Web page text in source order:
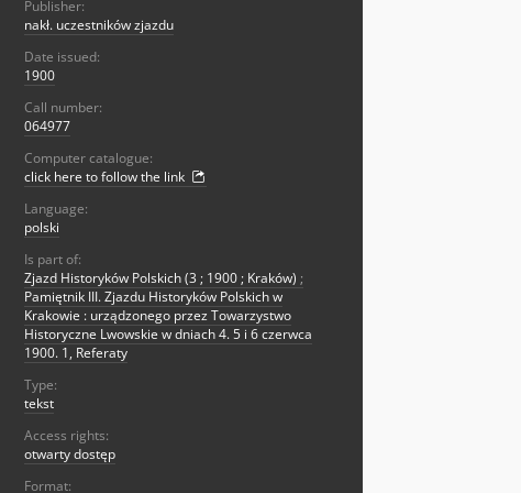
Publisher:
nakł. uczestników zjazdu
Date issued:
1900
Call number:
064977
Computer catalogue:
click here to follow the link
Language:
polski
Is part of:
Zjazd Historyków Polskich (3 ; 1900 ; Kraków) ;
Pamiętnik III. Zjazdu Historyków Polskich w
Krakowie : urządzonego przez Towarzystwo
Historyczne Lwowskie w dniach 4. 5 i 6 czerwca
1900. 1, Referaty
Type:
tekst
Access rights:
otwarty dostęp
Format: